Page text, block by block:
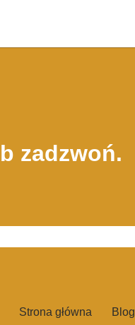
zadzwoń.
Strona główna Blog